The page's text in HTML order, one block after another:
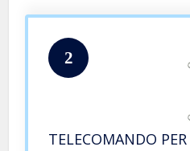
2
TELECOMANDO